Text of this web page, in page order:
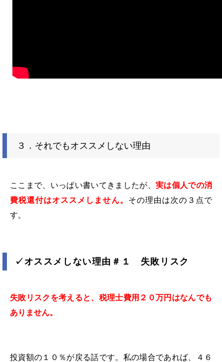
３．それでもオススメしない理由
ここまで、いっぱい書いてきましたが、 実は個人での消
費税還付はオススメしません。 その理由は次の３点で
す。
✓ オススメしない理由＃１ 失敗リスク
失敗リスクを考えると、税理士費用２０万円はなんでも
ありません。
投資額の１０％が戻る話です。私の場合であれば、４６